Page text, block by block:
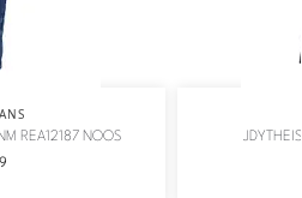
REA12187 NOOS